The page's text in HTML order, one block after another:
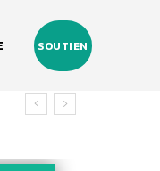
SOUTIEN